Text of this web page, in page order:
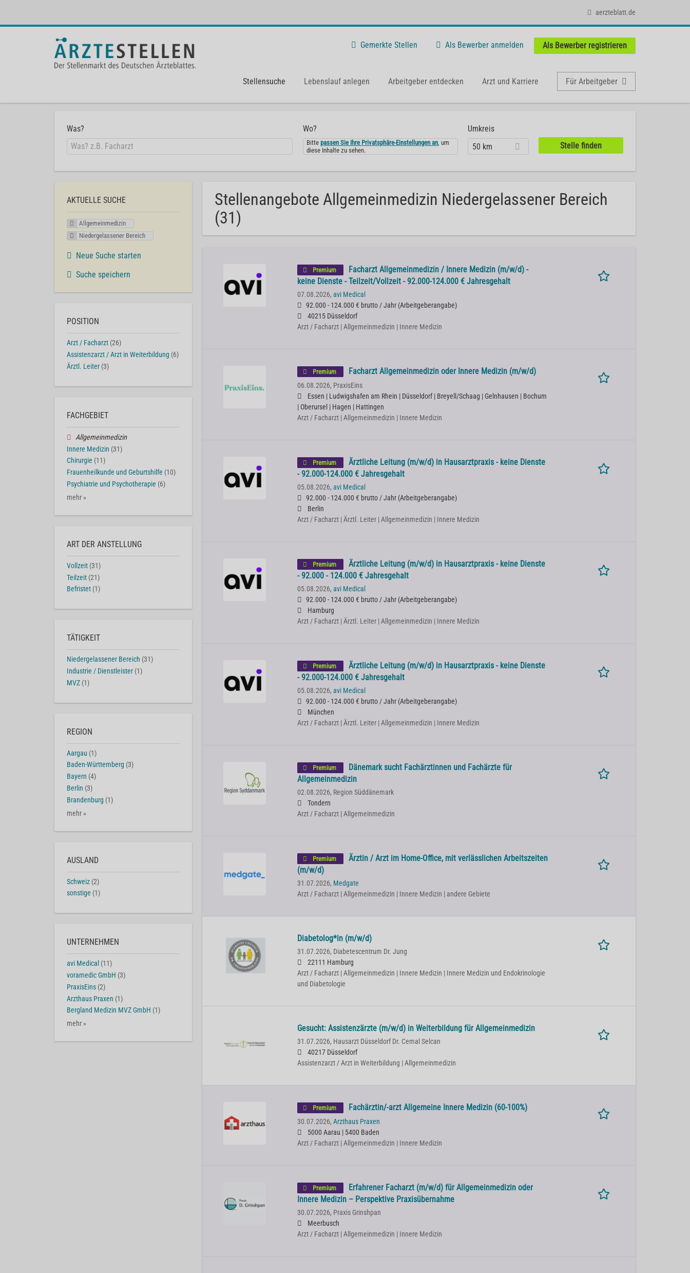
aerzteblatt.de
Gemerkte Stellen Als Bewerber anmelden Als Bewerber registrieren
Stellensuche Lebenslauf anlegen Arbeitgeber entdecken Arzt und Karriere Für Arbeitgeber
Was? Wo?
Bittepassen Sie Ihre Privatsphäre-Einstellungen an, um
diese Inhalte zu sehen.
Umkreis
50 km
Stellenangebote Allgemeinmedizin Niedergelassener Bereich
(31)
Premium
Facharzt Allgemeinmedizin / Innere Medizin (m/w/d) -
keine Dienste - Teilzeit/Vollzeit - 92.000-124.000 € Jahresgehalt
07.08.2026, avi Medical
92.000 - 124.000 € brutto / Jahr (Arbeitgeberangabe)
40215 Düsseldorf
Arzt / Facharzt | Allgemeinmedizin | Innere Medizin
Premium Facharzt Allgemeinmedizin oder Innere Medizin (m/w/d)
06.08.2026, PraxisEins
Essen | Ludwigshafen am Rhein | Düsseldorf | Breyell/Schaag | Gelnhausen | Bochum
| Oberursel | Hagen | Hattingen
Arzt / Facharzt | Allgemeinmedizin | Innere Medizin
Premium
Ärztliche Leitung (m/w/d) in Hausarztpraxis - keine Dienste
- 92.000-124.000 € Jahresgehalt
05.08.2026, avi Medical
92.000 - 124.000 € brutto / Jahr (Arbeitgeberangabe)
Berlin
Arzt / Facharzt | Ärztl. Leiter | Allgemeinmedizin | Innere Medizin
Premium
Ärztliche Leitung (m/w/d) in Hausarztpraxis - keine Dienste
- 92.000 - 124.000 € Jahresgehalt
05.08.2026, avi Medical
92.000 - 124.000 € brutto / Jahr (Arbeitgeberangabe)
Hamburg
Arzt / Facharzt | Ärztl. Leiter | Allgemeinmedizin | Innere Medizin
Premium
Ärztliche Leitung (m/w/d) in Hausarztpraxis - keine Dienste
- 92.000-124.000 € Jahresgehalt
05.08.2026, avi Medical
92.000 - 124.000 € brutto / Jahr (Arbeitgeberangabe)
München
Arzt / Facharzt | Ärztl. Leiter | Allgemeinmedizin | Innere Medizin
Premium
Dänemark sucht Fachärztinnen und Fachärzte für
Allgemeinmedizin
02.08.2026, Region Süddänemark
Tondern
Arzt / Facharzt | Allgemeinmedizin
Premium
Ärztin / Arzt im Home-Office, mit verlässlichen Arbeitszeiten
(m/w/d)
31.07.2026, Medgate
Arzt / Facharzt | Allgemeinmedizin | Innere Medizin | andere Gebiete
Diabetolog*in (m/w/d)
31.07.2026, Diabetescentrum Dr. Jung
22111 Hamburg
Arzt / Facharzt | Allgemeinmedizin | Innere Medizin | Innere Medizin und Endokrinologie
und Diabetologie
Gesucht: Assistenzärzte (m/w/d) in Weiterbildung für Allgemeinmedizin
31.07.2026, Hausarzt Düsseldorf Dr. Cemal Selcan
40217 Düsseldorf
Assistenzarzt / Arzt in Weiterbildung | Allgemeinmedizin
Premium Fachärztin/-arzt Allgemeine Innere Medizin (60-100%)
30.07.2026, Arzthaus Praxen
5000 Aarau | 5400 Baden
Arzt / Facharzt | Allgemeinmedizin | Innere Medizin
Premium
Erfahrener Facharzt (m/w/d) für Allgemeinmedizin oder
Innere Medizin – Perspektive Praxisübernahme
30.07.2026, Praxis Grinshpan
Meerbusch
Arzt / Facharzt | Allgemeinmedizin | Innere Medizin
AKTUELLE SUCHE
Allgemeinmedizin
Niedergelassener Bereich
Neue Suche starten
Suche speichern
POSITION
Arzt / Facharzt (26)
Assistenzarzt / Arzt in Weiterbildung (6)
Ärztl. Leiter (3)
FACHGEBIET
Allgemeinmedizin
Innere Medizin (31)
Chirurgie (11)
Frauenheilkunde und Geburtshilfe (10)
Psychiatrie und Psychotherapie (6)
mehr »
ART DER ANSTELLUNG
Vollzeit (31)
Teilzeit (21)
Befristet (1)
TÄTIGKEIT
Niedergelassener Bereich (31)
Industrie / Dienstleister (1)
MVZ (1)
REGION
Aargau (1)
Baden-Württemberg (3)
Bayern (4)
Berlin (3)
Brandenburg (1)
mehr »
AUSLAND
Schweiz (2)
sonstige (1)
UNTERNEHMEN
avi Medical (11)
voramedic GmbH (3)
PraxisEins (2)
Arzthaus Praxen (1)
Bergland Medizin MVZ GmbH (1)
mehr »